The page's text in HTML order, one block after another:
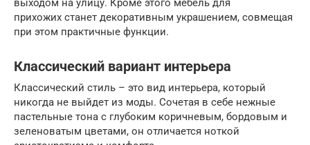
выходом на улицу. Кроме этого мебель для
прихожих станет декоративным украшением, совмещая
при этом практичные функции.
Классический вариант интерьера
Классический стиль – это вид интерьера, который
никогда не выйдет из моды. Сочетая в себе нежные
пастельные тона с глубоким коричневым, бордовым и
зеленоватым цветами, он отличается ноткой